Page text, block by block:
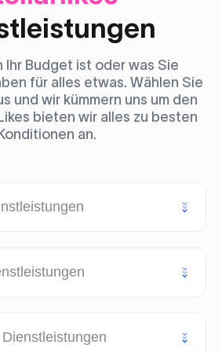
Ihr Budget ist oder was Sie
für alles etwas. Wählen Sie
und wir kümmern uns um den
bieten wir alles zu besten
an.
TikTok Likes
(X) Likes
Dienstleistungen